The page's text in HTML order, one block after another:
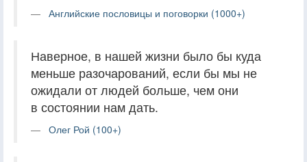
Английские пословицы и поговорки (1000+)
Наверное, в нашей жизни было бы куда
меньше разочарований, если бы мы не
ожидали от людей больше, чем они
в состоянии нам дать.
Олег Рой (100+)